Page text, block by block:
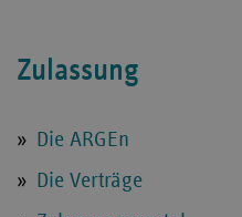
Zulassung
Die ARGEn
Die Verträge